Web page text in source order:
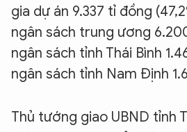
gia dự án 9.337 tỉ đồng
ngân sách trung ương
ngân sách tỉnh Thái Bình
ngân sách tỉnh Nam Định
Thủ tướng giao UBND tỉnh